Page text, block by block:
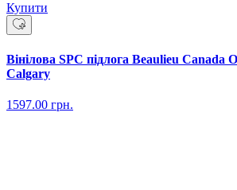
Купити
Вінілова SPC підлога Beaulieu Canada
Calgary
1597.00 грн.